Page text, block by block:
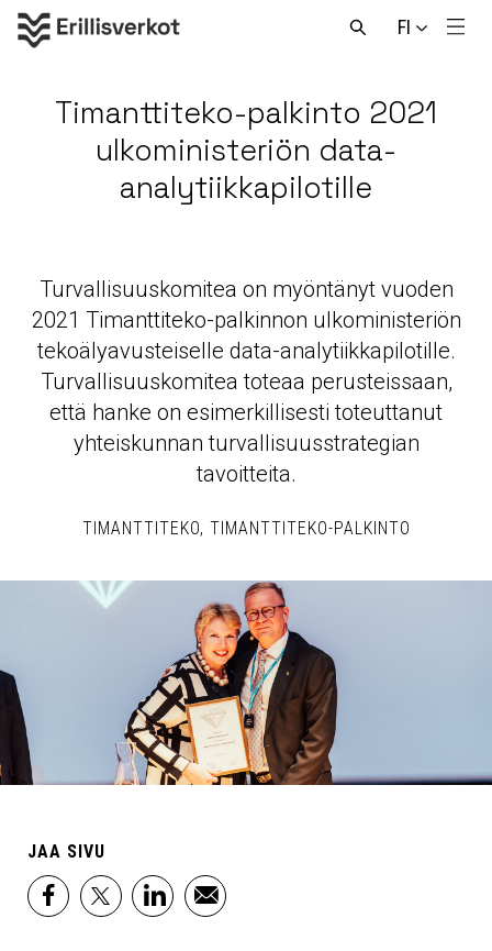
FI
Avaa
Timanttiteko-palkinto 2021
ulkoministeriön data-
analytiikkapilotille
Turvallisuuskomitea on myöntänyt vuoden
2021 Timanttiteko-palkinnon ulkoministeriön
tekoälyavusteiselle data-analytiikkapilotille.
Turvallisuuskomitea toteaa perusteissaan,
että hanke on esimerkillisesti toteuttanut
yhteiskunnan turvallisuusstrategian
tavoitteita.
TIMANTTITEKO TIMANTTITEKO-PALKINTO
JAA SIVU
facebook
x linkedinemail